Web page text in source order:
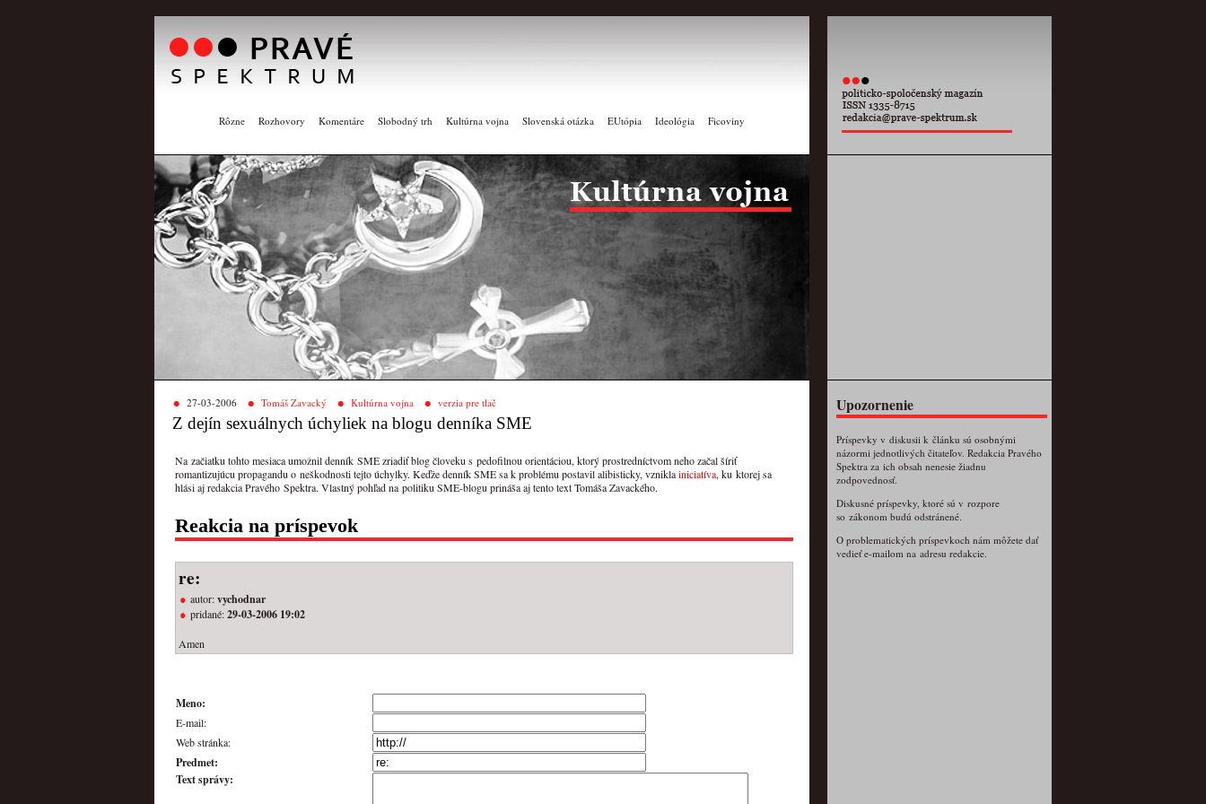
Rôzne Rozhovory Komentáre Slobodný trh Kultúrna vojna Slovenská otázka EUtópia Ideológia Ficoviny
27-03-2006 Tomáš Zavacký Kultúrna vojna verzia pre tlač
Z dejín sexuálnych úchyliek na blogu denníka SME
Na začiatku tohto mesiaca umožnil denník SME zriadiť blog človeku s pedofilnou orientáciou, ktorý prostredníctvom neho začal šíriť
romantizujúcu propagandu o neškodnosti tejto úchylky. Keďže denník SME sa k problému postavil alibisticky, vzniklainiciatíva, ku ktorej sa
hlási aj redakcia Pravého Spektra. Vlastný pohľad na politiku SME-blogu prináša aj tento text Tomáša Zavackého.
Reakcia na príspevok
re:
autor:vychodnar
pridané:29-03-2006 19:02
Amen
Meno:
E-mail:
Web stránka:
Predmet:
Text správy:
Upozornenie
Príspevky v diskusii k článku sú osobnými
názormi jednotlivých čitateľov. Redakcia Pravého
Spektra za ich obsah nenesie žiadnu
zodpovednosť.
Diskusné príspevky, ktoré sú v rozpore
so zákonom budú odstránené.
O problematických príspevkoch nám môžete dať
vedieť e-mailom na adresu redakcie.